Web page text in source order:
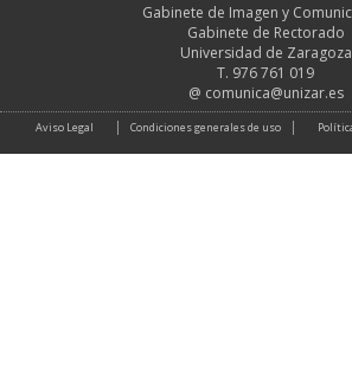
Gabinete de Imagen y
Gabinete de Rectorado
Universidad de Zaragoza
T. 976 761 019
@ comunica@unizar.es
Aviso Legal Condiciones generales de uso